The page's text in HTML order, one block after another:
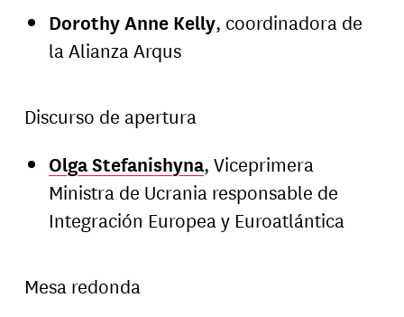
Dorothy Anne Kelly, coordinadora de
la Alianza Arqus
Discurso de apertura
Olga Stefanishyna, Viceprimera
Ministra de Ucrania responsable de
Integración Europea y Euroatlántica
Mesa redonda